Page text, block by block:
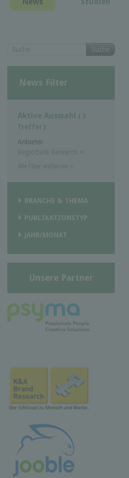
Suche
News Filter
Aktive Auswahl ( 3
Treffer )
Anbieter
RegioData Research ×
BRANCHE & THEMA
PUBLIKATIONSTYP
JAHR/MONAT
Unsere Partner